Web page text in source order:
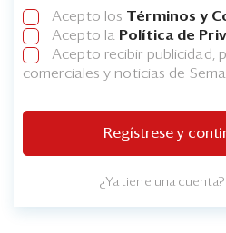
Acepto los Términos y
Acepto la Política de
Acepto recibir publicidad,
comerciales y noticias de
Regístrese y
¿Ya tiene una cuenta?